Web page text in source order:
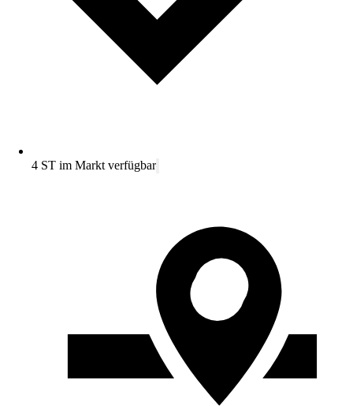
4 ST im Markt verfügbar